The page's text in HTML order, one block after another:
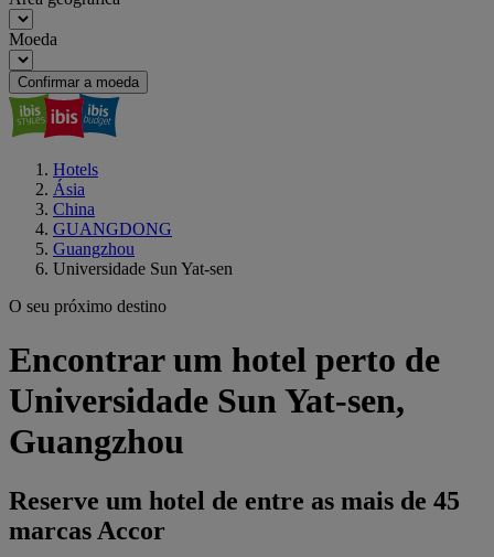
Moeda
Confirmar a moeda
Hotels
Ásia
China
GUANGDONG
Guangzhou
Universidade Sun Yat-sen
O seu próximo destino
Encontrar um hotel perto de
Universidade Sun Yat-sen,
Guangzhou
Reserve um hotel de entre as mais de 45
marcas Accor